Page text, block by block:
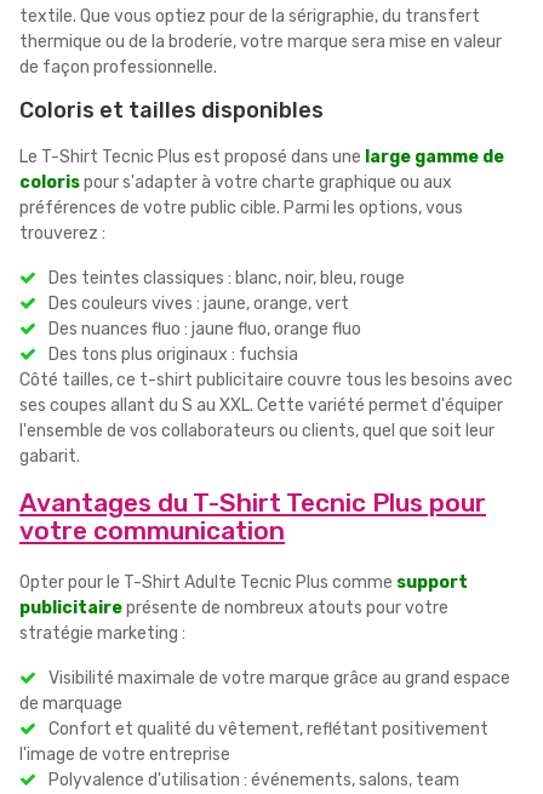
textile. Que vous optiez pour de la sérigraphie, du transfert
thermique ou de la broderie, votre marque sera mise en valeur
de façon professionnelle.
Coloris et tailles disponibles
Le T-Shirt Tecnic Plus est proposé dans une large gamme de
colorispour s'adapter à votre charte graphique ou aux
préférences de votre public cible. Parmi les options, vous
trouverez :
Des teintes classiques : blanc, noir, bleu, rouge
Des couleurs vives : jaune, orange, vert
Des nuances fluo : jaune fluo, orange fluo
Des tons plus originaux : fuchsia
Côté tailles, ce t-shirt publicitaire couvre tous les besoins avec
ses coupes allant du S au XXL. Cette variété permet d'équiper
l'ensemble de vos collaborateurs ou clients, quel que soit leur
gabarit.
Avantages du T-Shirt Tecnic Plus pour
votre communication
Opter pour le T-Shirt Adulte Tecnic Plus comme support
publicitaireprésente de nombreux atouts pour votre
stratégie marketing :
Visibilité maximale de votre marque grâce au grand espace
de marquage
Confort et qualité du vêtement, reflétant positivement
l'image de votre entreprise
Polyvalence d'utilisation : événements, salons, team